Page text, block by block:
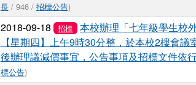
長/ 946 / 招標公告)
2018-09-18 招標
本校辦理「七年級學生校
【星期四】上午9時30分整，於本校2樓會
後辦理議減價事宜，公告事項及招標文件依
標公告)